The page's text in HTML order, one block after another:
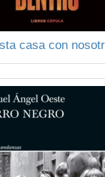
casa con